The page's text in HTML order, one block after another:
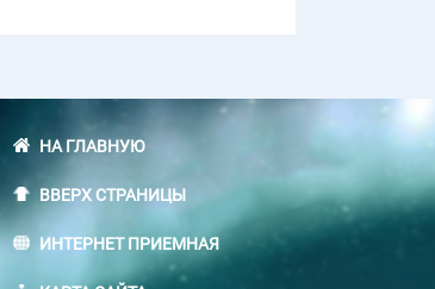
НА ГЛАВНУЮ
ВВЕРХ СТРАНИЦЫ
ИНТЕРНЕТ ПРИЕМНАЯ